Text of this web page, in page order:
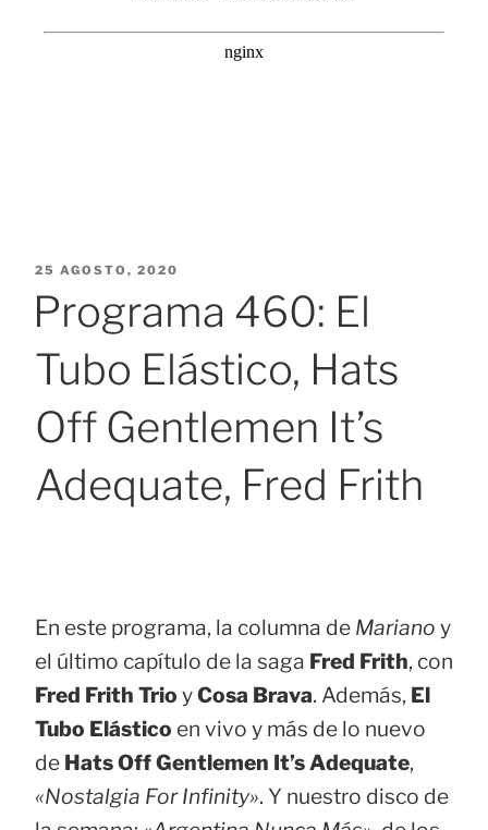
PUBLICADO
25 AGOSTO, 2020
Programa 460: El
Tubo Elástico, Hats
Off Gentlemen It’s
Adequate, Fred Frith
En este programa, la columna de Mariano y
el último capítulo de la saga Fred Frith, con
Fred Frith Trio yCosa Brava. Además, El
Tubo Elástico en vivo y más de lo nuevo
de Hats Off Gentlemen It’s Adequate,
«Nostalgia For Infinity». Y nuestro disco de